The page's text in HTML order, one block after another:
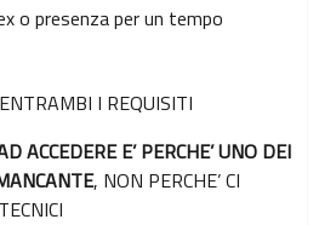
o presenza per un tempo
I REQUISITI
ACCEDERE E’ PERCHE’ UNO DEI
, NON PERCHE’ CI